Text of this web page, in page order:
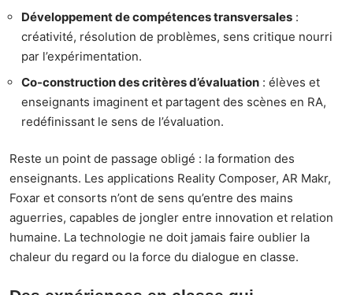
Développement de compétences transversales :
créativité, résolution de problèmes, sens critique nourri
par l’expérimentation.
Co-construction des critères d’évaluation : élèves et
enseignants imaginent et partagent des scènes en RA,
redéfinissant le sens de l’évaluation.
Reste un point de passage obligé : la formation des
enseignants. Les applications Reality Composer, AR Makr,
Foxar et consorts n’ont de sens qu’entre des mains
aguerries, capables de jongler entre innovation et relation
humaine. La technologie ne doit jamais faire oublier la
chaleur du regard ou la force du dialogue en classe.